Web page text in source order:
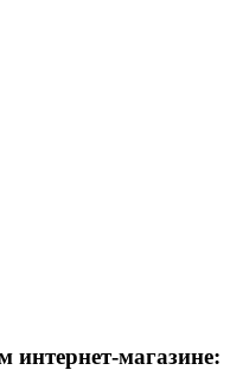
интернет-магазине: